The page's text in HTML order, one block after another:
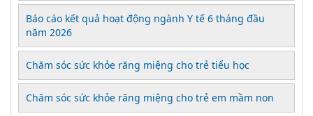
Báo cáo kết quả hoạt động ngành Y tế 6 tháng đầu
năm 2026
Chăm sóc sức khỏe răng miệng cho trẻ tiểu học
Chăm sóc sức khỏe răng miệng cho trẻ em mầm non